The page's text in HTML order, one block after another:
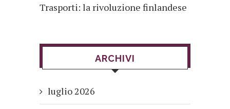
Trasporti: la rivoluzione finlandese
ARCHIVI
luglio 2026